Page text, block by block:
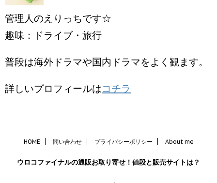
管理人のえりっちです☆
趣味：ドライブ・旅行
普段は海外ドラマや国内ドラマをよく観ます。
詳しいプロフィールはコチラ
HOME 問い合わせ プライバシーポリシー About me
ウロコファイナルの通販お取り寄せ！値段と販売サイトは？